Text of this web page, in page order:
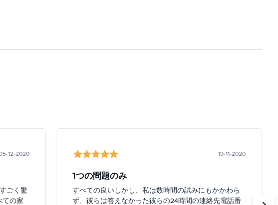
12-2020
ごく驚
ての家
19-11-2020
1つの問題のみ
すべての良いしかし、私は数時間の試みにもかかわら
ず、彼らは答えなかった彼らの24時間の連絡先電話番